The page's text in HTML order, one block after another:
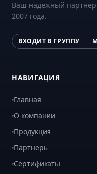
Ваш надежный партнер
2007 года.
ВХОДИТ В ГРУППУ
НАВИГАЦИЯ
Главная
О компании
Продукция
Партнеры
Сертификаты